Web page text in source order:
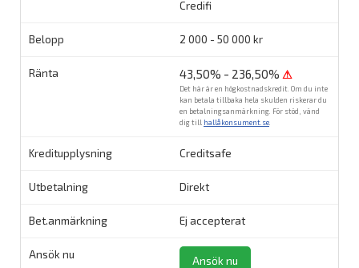
Credifi
2 000 - 50 000 kr
43,50% - 236,50% ⚠
Det här är en högkostnadskredit. Om du inte
kan betala tillbaka hela skulden riskerar du
en betalningsanmärkning. För stöd, vänd
dig till hallåkonsument.se
Creditsafe
Direkt
Ej accepterat
Ansök nu